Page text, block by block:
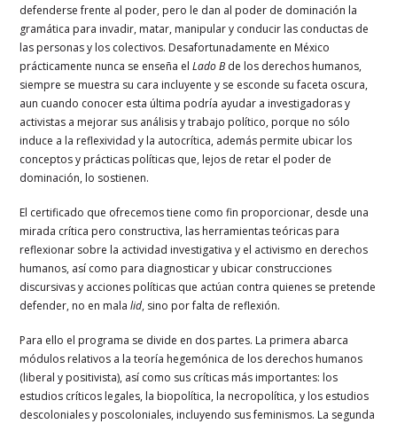
defenderse frente al poder, pero le dan al poder de dominación la
gramática para invadir, matar, manipular y conducir las conductas de
las personas y los colectivos. Desafortunadamente en México
prácticamente nunca se enseña elLado B de los derechos humanos,
siempre se muestra su cara incluyente y se esconde su faceta oscura,
aun cuando conocer esta última podría ayudar a investigadoras y
activistas a mejorar sus análisis y trabajo político, porque no sólo
induce a la reflexividad y la autocrítica, además permite ubicar los
conceptos y prácticas políticas que, lejos de retar el poder de
dominación, lo sostienen.
El certificado que ofrecemos tiene como fin proporcionar, desde una
mirada crítica pero constructiva, las herramientas teóricas para
reflexionar sobre la actividad investigativa y el activismo en derechos
humanos, así como para diagnosticar y ubicar construcciones
discursivas y acciones políticas que actúan contra quienes se pretende
defender, no en malalid, sino por falta de reflexión.
Para ello el programa se divide en dos partes. La primera abarca
módulos relativos a la teoría hegemónica de los derechos humanos
(liberal y positivista), así como sus críticas más importantes: los
estudios críticos legales, la biopolítica, la necropolítica, y los estudios
descoloniales y poscoloniales, incluyendo sus feminismos. La segunda